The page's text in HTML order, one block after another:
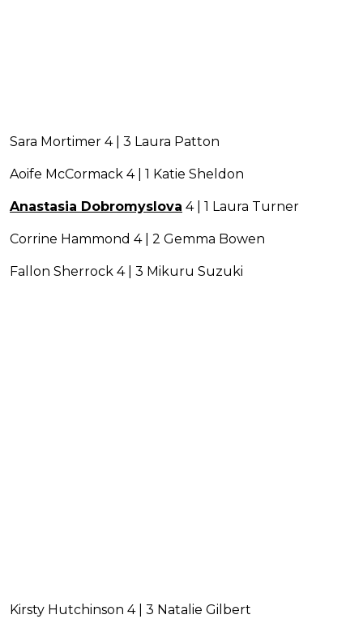
Sara Mortimer 4 | 3 Laura Patton
Aoife McCormack 4 | 1 Katie Sheldon
Anastasia Dobromyslova 4 | 1 Laura Turner
Corrine Hammond 4 | 2 Gemma Bowen
Fallon Sherrock 4 | 3 Mikuru Suzuki
Kirsty Hutchinson 4 | 3 Natalie Gilbert